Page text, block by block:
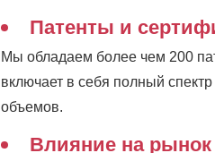
Патенты и
Мы обладаем более чем 200
включает в себя полный
объемов.
Влияние на рынок